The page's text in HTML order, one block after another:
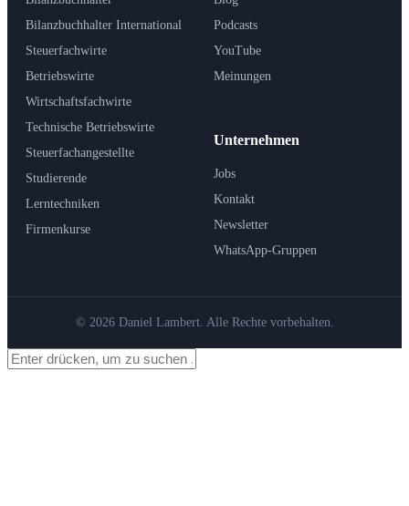
Bilanzbuchhalter International
Steuerfachwirte
Betriebswirte
Wirtschaftsfachwirte
Technische Betriebswirte
Steuerfachangestellte
Studierende
Lerntechniken
Firmenkurse
Podcasts
YouTube
Meinungen
Unternehmen
Jobs
Kontakt
Newsletter
WhatsApp-Gruppen
© 2026 Daniel Lambert. Alle Rechte vorbehalten.